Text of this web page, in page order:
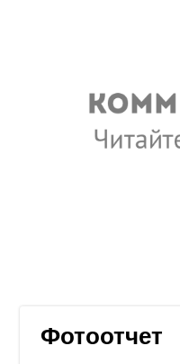
Фотоотчет